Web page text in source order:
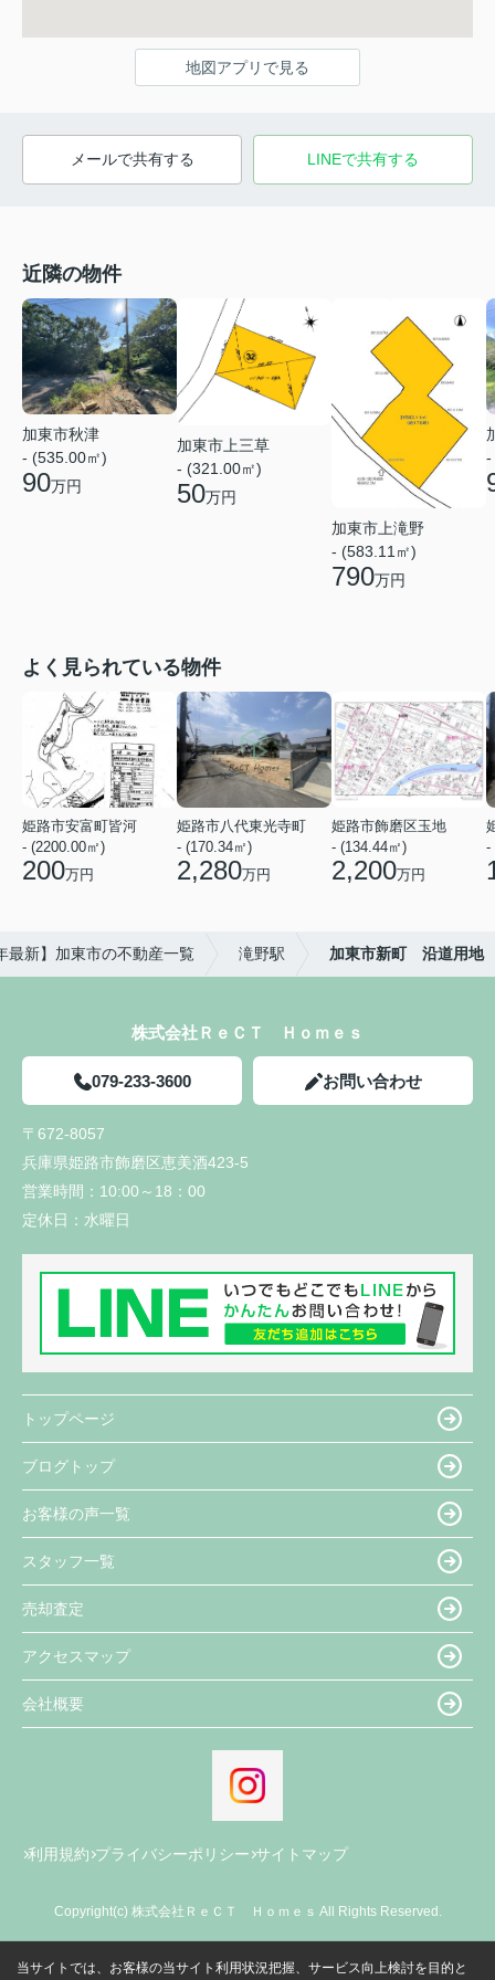
地図アプリで見る
メールで共有する LINEで共有する
近隣の物件
加東市秋津
- (535.00㎡)
90万円
加東市上三草
- (321.00㎡)
50万円
加東市上滝野
- (583.11㎡)
790万円
-
よく見られている物件
姫路市安富町皆河
- (2200.00㎡)
200万円
姫路市八代東光寺町
- (170.34㎡)
2,280万円
姫路市飾磨区玉地
- (134.44㎡)
2,200万円
-
最新】加東市の不動産一覧 滝野駅 加東市新町 沿道用地
株式会社ＲｅＣＴ Ｈｏｍｅｓ
079-233-3600 お問い合わせ
〒672-8057
兵庫県姫路市飾磨区恵美酒423-5
営業時間： 10:00～18：00
定休日： 水曜日
トップページ
ブログトップ
お客様の声一覧
スタッフ一覧
売却査定
アクセスマップ
会社概要
利用規約 プライバシーポリシー サイトマップ
Copyright(c) 株式会社ＲｅＣＴ Ｈｏｍｅｓ All Rights Reserved.
当サイトでは、お客様の当サイト利用状況把握、サービス向上検討を目的と